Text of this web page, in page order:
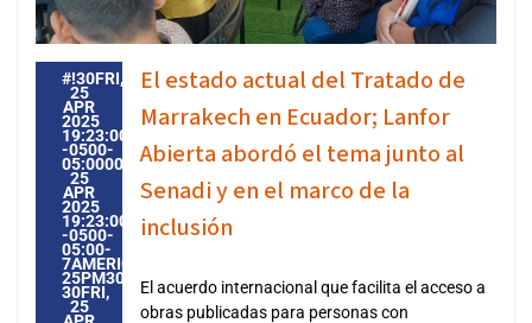
#!30FRI,
25
APR
2025
19:23:00
-0500-
05:000030#30FRI,
25
APR
2025
19:23:00
-0500-
05:00-
7AMERICA/GUAYAQUIL3030AMERICA/GUAYAQUIL202530
25PM30PM-
30FRI,
25
El estado actual del Tratado de
Marrakech en Ecuador; Lanfor
Abierta abordó el tema junto al
Senadi y en el marco de la
inclusión
El acuerdo internacional que facilita el acceso a
obras publicadas para personas con